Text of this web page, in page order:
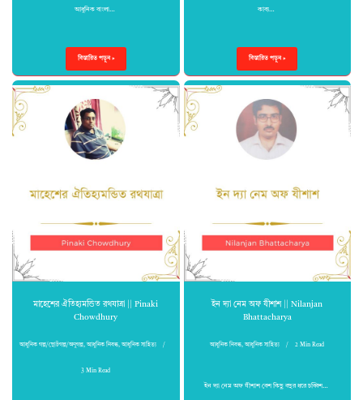
আধুনিক বাংলা…
বিস্তারিত পড়ুন »
কাব্য…
বিস্তারিত পড়ুন »
মাহেশের ঐতিহ্যমন্ডিত রথযাত্রা || Pinaki
Chowdhury
আধুনিক গল্প/ছোটগল্প/অণুগল্প,আধুনিক নিবন্ধ,আধুনিক সাহিত্য
3 Min Read
ইন দ্যা নেম অফ যীশাশ || Nilanjan
Bhattacharya
আধুনিক নিবন্ধ,আধুনিক সাহিত্য 2 Min Read
ইন দ্যা নেম অফ যীশাশ বেশ কিছু বছর ধরে চব্বিশ…